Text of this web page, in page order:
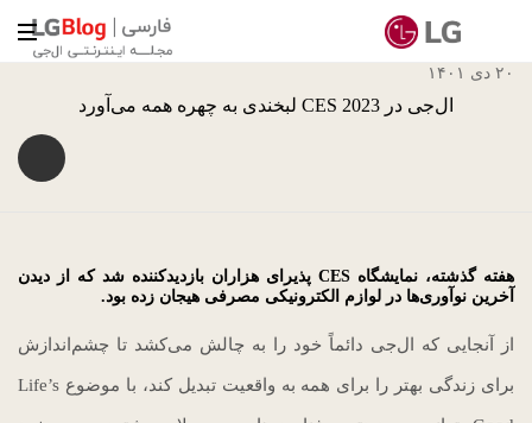
۲۰ دی ۱۴۰۱
ال‌جی در CES 2023 لبخندی به چهره همه می‌آورد
هفته گذشته، نمایشگاه CES پذیرای هزاران بازدیدکننده شد که از دیدن
آخرین نوآوری‌ها در لوازم الکترونیکی مصرفی هیجان زده بود.
از آنجایی که ال‌جی دائماً خود را به چالش می‌کشد تا چشم‌اندازش
برای زندگی بهتر را برای همه به واقعیت تبدیل کند، با موضوع Life’s